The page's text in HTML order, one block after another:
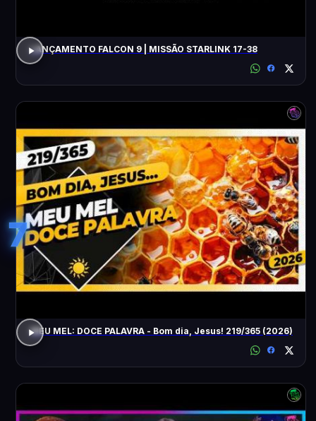
LANÇAMENTO FALCON 9 | MISSÃO STARLINK 17-38
7
MEU MEL: DOCE PALAVRA - Bom dia, Jesus! 219/365 (2026)